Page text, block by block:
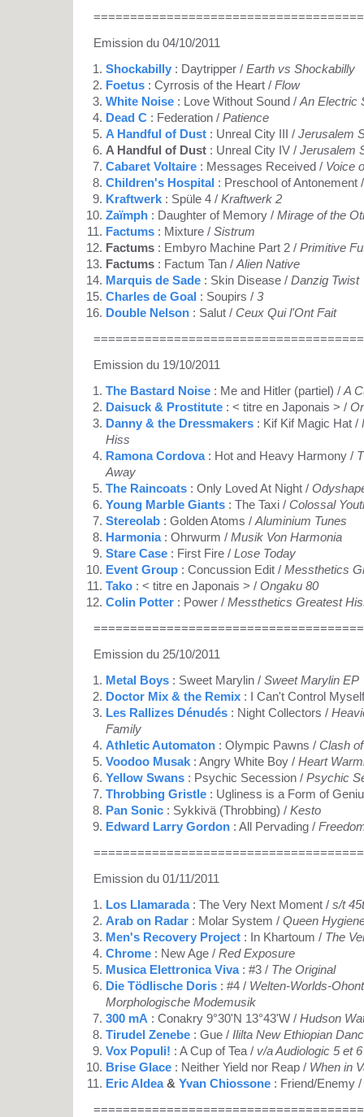
Emission du 04/10/2011
Shockabilly : Daytripper / Earth vs Shockabilly
Foetus : Cyrrosis of the Heart / Flow
White Noise : Love Without Sound / An Electric
Dead C : Federation / Patience
A Handful of Dust : Unreal City III / Jerusalem
A Handful of Dust : Unreal City IV / Jerusalem
Cabaret Voltaire : Messages Received / Voice
Children's Hospital : Preschool of Antonement
Kraftwerk : Spüle 4 / Kraftwerk 2
Zaïmph : Daughter of Memory / Mirage of the
Factums : Mixture / Sistrum
Factums : Embyro Machine Part 2 / Primitive
Factums : Factum Tan / Alien Native
Marquis de Sade : Skin Disease / Danzig Twist
Charles de Goal : Soupirs / 3
Double Nelson : Salut / Ceux Qui l'Ont Fait
Emission du 19/10/2011
The Bastard Noise : Me and Hitler (partiel) / A
Daisuck & Prostitute : < titre en Japonais > /
Danny & the Dressmakers : Kif Kif Magic Hat /
Hiss
Ramona Cordova: Hot and Heavy Harmony /
Away
The Raincoats : Only Loved At Night /
Young Marble Giants : The Taxi / Colossal
Stereolab : Golden Atoms / Aluminium Tunes
Harmonia: Ohrwurm / Musik Von Harmonia
Stare Case : First Fire / Lose Today
Event Group : Concussion Edit / Messthetics
Tako : < titre en Japonais > / Ongaku 80
Colin Potter : Power / Messthetics Greatest
Emission du 25/10/2011
Metal Boys : Sweet Marylin / Sweet Marylin EP
Doctor Mix & the Remix : I Can't Control
Les Rallizes Dénudés : Night Collectors /
Family
Athletic Automaton : Olympic Pawns / Clash
Voodoo Musak : Angry White Boy / Heart
Yellow Swans : Psychic Secession / Psychic
Throbbing Gristle : Ugliness is a Form of
Pan Sonic : Sykkivä (Throbbing) / Kesto
Edward Larry Gordon : All Pervading /
Emission du 01/11/2011
Los Llamarada: The Very Next Moment / s/t 45t
Arab on Radar : Molar System / Queen
Men's Recovery Project : In Khartoum / The
Chrome : New Age / Red Exposure
Musica Elettronica Viva: #3 / The Original
Die Tödlische Doris : #4 / Welten-Worlds-
Morphologische Modemusik
300 mA : Conakry 9°30'N 13°43'W / Hudson
Tirudel Zenebe : Gue / Ililta New Ethiopian
Vox Populi! : A Cup of Tea / v/a Audiologic 5 et
Brise Glace : Neither Yield nor Reap / When in
Eric Aldea& Yvan Chiossone : Friend/Enemy /